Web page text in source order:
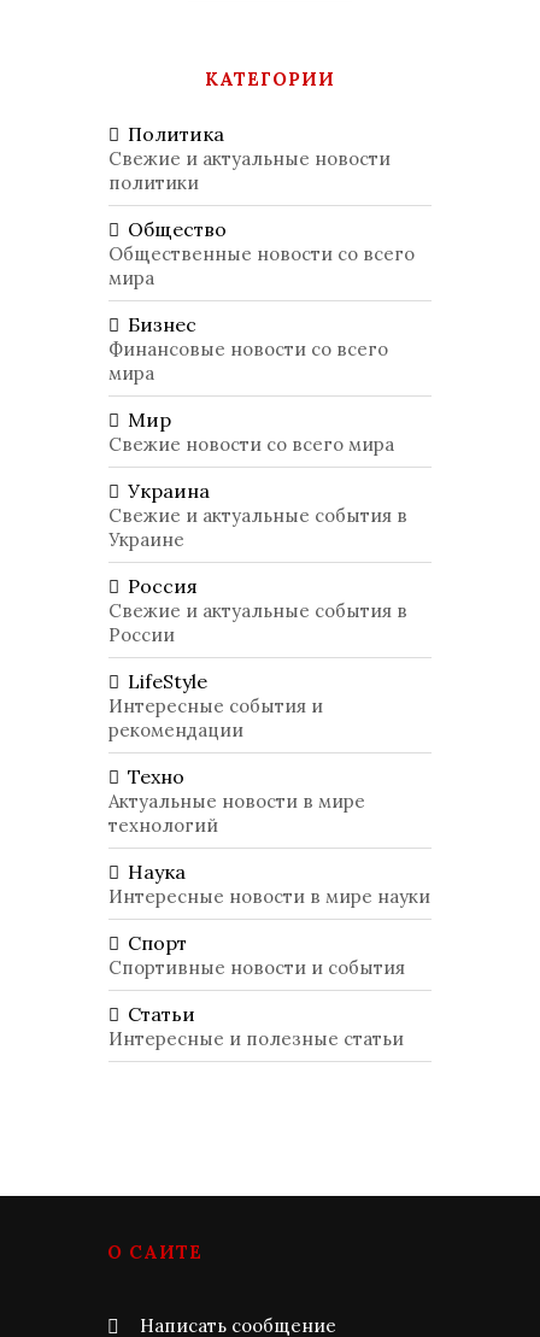
КАТЕГОРИИ
Политика
Свежие и актуальные новости
политики
Общество
Общественные новости со всего
мира
Бизнес
Финансовые новости со всего
мира
Мир
Свежие новости со всего мира
Украина
Свежие и актуальные события в
Украине
Россия
Свежие и актуальные события в
России
LifeStyle
Интересные события и
рекомендации
Техно
Актуальные новости в мире
технологий
Наука
Интересные новости в мире науки
Спорт
Спортивные новости и события
Статьи
Интересные и полезные статьи
О САЙТЕ
Написать сообщение